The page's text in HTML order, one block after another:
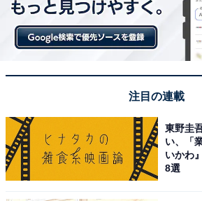
注目の連載
東野圭
い、「
いかわ
8選